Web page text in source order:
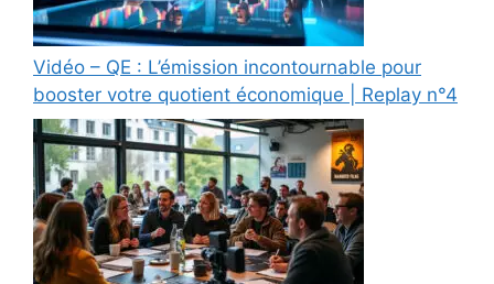
Vidéo – QE : L’émission incontournable pour
booster votre quotient économique | Replay n°4